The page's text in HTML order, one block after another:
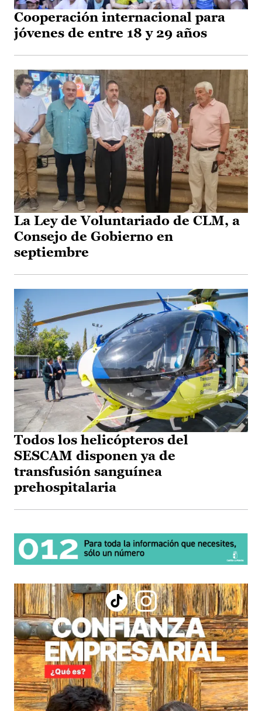
Cooperación internacional para
jóvenes de entre 18 y 29 años
La Ley de Voluntariado de CLM, a
Consejo de Gobierno en
septiembre
Todos los helicópteros del
SESCAM disponen ya de
transfusión sanguínea
prehospitalaria